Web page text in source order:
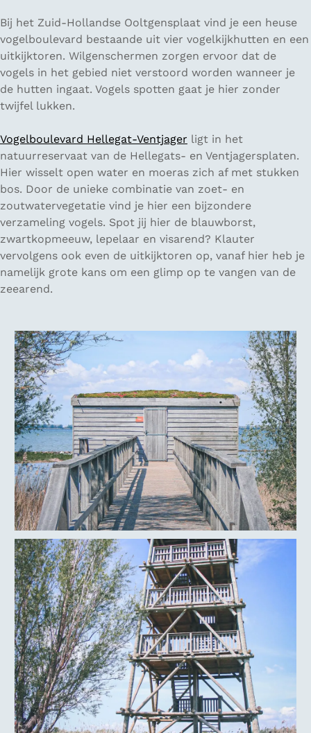
Bij het Zuid-Hollandse Ooltgensplaat vind je een heuse
vogelboulevard bestaande uit vier vogelkijkhutten en een
uitkijktoren. Wilgenschermen zorgen ervoor dat de
vogels in het gebied niet verstoord worden wanneer je
de hutten ingaat. Vogels spotten gaat je hier zonder
twijfel lukken.
Vogelboulevard Hellegat-Ventjager ligt in het
natuurreservaat van de Hellegats- en Ventjagersplaten.
Hier wisselt open water en moeras zich af met stukken
bos. Door de unieke combinatie van zoet- en
zoutwatervegetatie vind je hier een bijzondere
verzameling vogels. Spot jij hier de blauwborst,
zwartkopmeeuw, lepelaar en visarend? Klauter
vervolgens ook even de uitkijktoren op, vanaf hier heb je
namelijk grote kans om een glimp op te vangen van de
zeearend.